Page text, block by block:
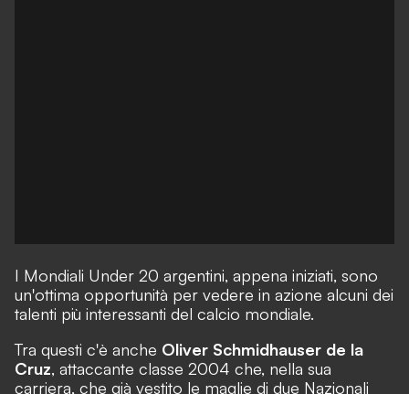
I Mondiali Under 20 argentini, appena iniziati, sono
un'ottima opportunità per vedere in azione alcuni dei
talenti più interessanti del calcio mondiale.
Tra questi c'è anche Oliver Schmidhauser de la
Cruz, attaccante classe 2004 che, nella sua
carriera, che già vestito le maglie di due Nazionali